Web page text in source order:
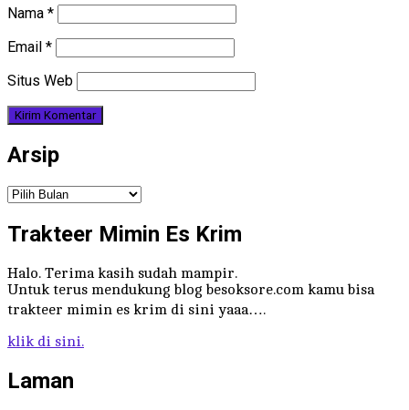
Nama *
Email *
Situs Web
Arsip
Arsip
Trakteer Mimin Es Krim
Halo. Terima kasih sudah mampir.
Untuk terus mendukung blog besoksore.com kamu bisa
trakteer mimin es krim di sini yaaa….
klik di sini.
Laman